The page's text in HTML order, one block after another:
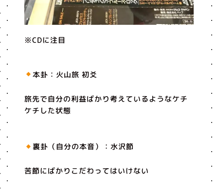
※CDに注目
本卦：火山旅 初爻
旅先で自分の利益ばかり考えているようなケチ
ケチした状態
裏卦（自分の本音）：水沢節
苦節にばかりこだわってはいけない